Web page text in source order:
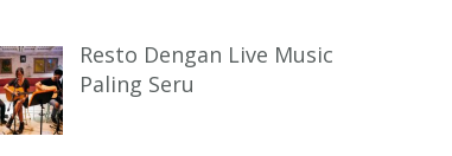
Resto Dengan Live Music
Paling Seru